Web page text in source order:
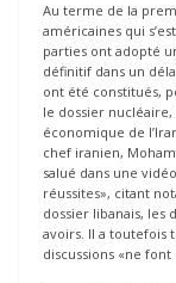
Au terme de la
américaines qui
parties ont adopté
définitif dans un
ont été constitués,
le dossier
économique de
chef iranien,
salué dans une
réussites», citant
dossier libanais, les
avoirs. Il a toutefois
discussions «ne